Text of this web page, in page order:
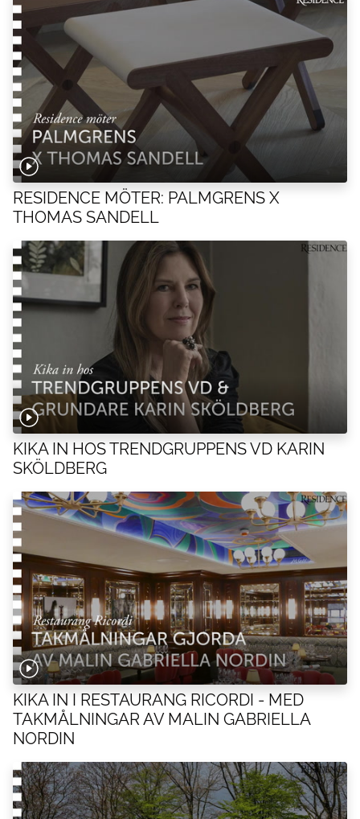
RESIDENCE MÖTER: PALMGRENS X
THOMAS SANDELL
KIKA IN HOS TRENDGRUPPENS VD KARIN
SKÖLDBERG
KIKA IN I RESTAURANG RICORDI - MED
TAKMÅLNINGAR AV MALIN GABRIELLA
NORDIN